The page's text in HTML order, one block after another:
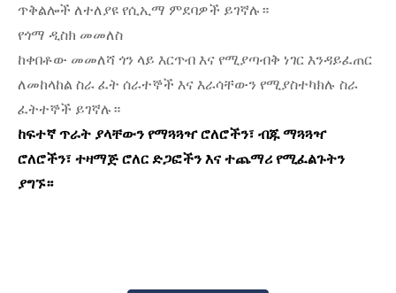
ጥቅልሎች ለተለያዩ የሲኢማ ምደባዎች ይገኛሉ።
የጎማ ዲስክ መመለስ
ከቀበቶው መመለሻ ጎን ላይ እርጥብ እና የሚያጣብቅ ነገር እንዳይፈጠር
ለመከላከል ስራ ፈት ሰራተኞች እና እራሳቸውን የሚያስተካክሉ ስራ
ፈትተኞች ይገኛሉ።
ከፍተኛ ጥራት ያላቸውን የማጓጓዣ ሮለሮችን፣ ብጁ ማጓጓዣ
ሮለሮችን፣ ተዛማጅ ሮለር ድጋፎችን እና ተጨማሪ የሚፈልጉትን
ያግኙ።